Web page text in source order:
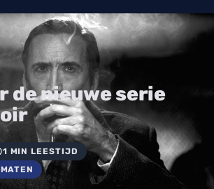
de nieuwe serie
1 MIN LEESTIJD